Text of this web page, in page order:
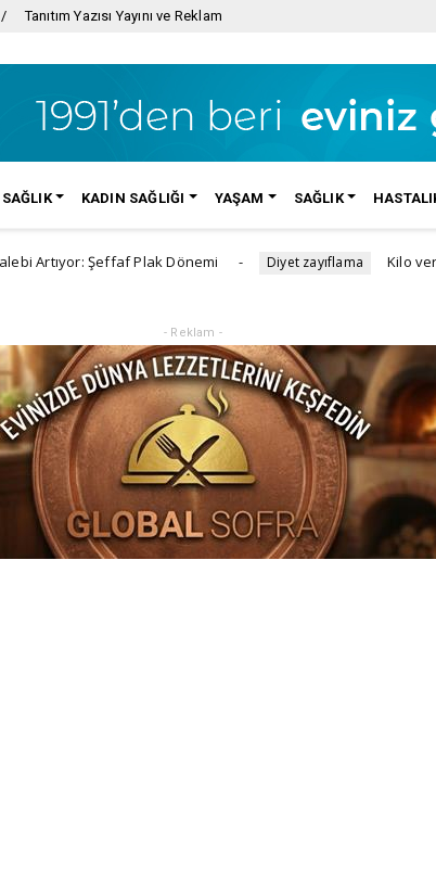
Tanıtım Yazısı Yayını ve Reklam
KADIN SAĞLIĞI YAŞAM SAĞLIK
Plak Dönemi Diyet zayıflama Kilo vermek için
- Reklam -